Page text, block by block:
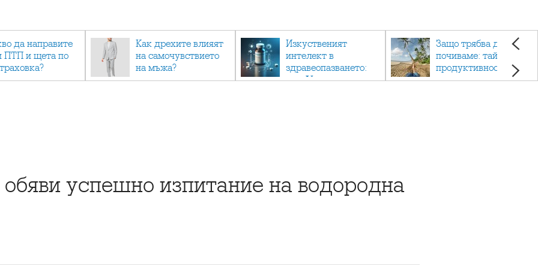
да направите
ПТП и щета по
Как дрехите влияят
на самочувствието
на мъжа?
Изкуственият
интелект в
здравеопазването:
как AI променя
Защо трябва да си
почиваме: тайната на
продуктивността,
здравето и добрия
успешно изпитание на водородна